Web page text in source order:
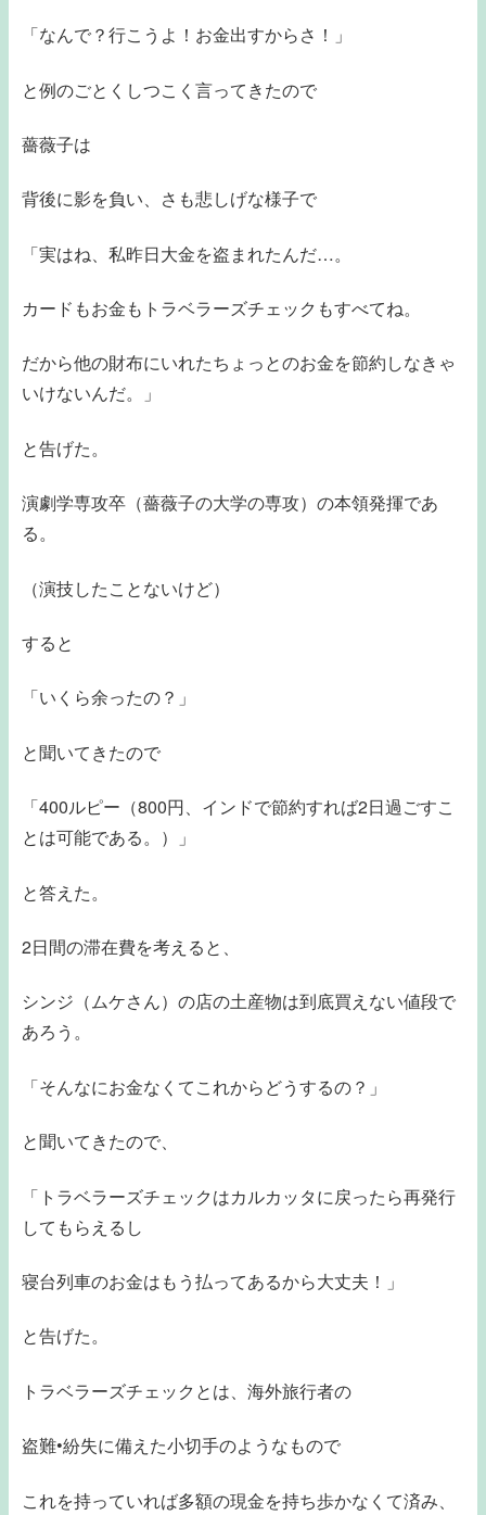
「なんで？行こうよ！お金出すからさ！」
と例のごとくしつこく言ってきたので
薔薇子は
背後に影を負い、さも悲しげな様子で
「実はね、私昨日大金を盗まれたんだ…。
カードもお金もトラベラーズチェックもすべてね。
だから他の財布にいれたちょっとのお金を節約しなきゃ
いけないんだ。」
と告げた。
演劇学専攻卒（薔薇子の大学の専攻）の本領発揮であ
る。
（演技したことないけど）
すると
「いくら余ったの？」
と聞いてきたので
「400ルピー（800円、インドで節約すれば2日過ごすこ
とは可能である。）」
と答えた。
2日間の滞在費を考えると、
シンジ（ムケさん）の店の土産物は到底買えない値段で
あろう。
「そんなにお金なくてこれからどうするの？」
と聞いてきたので、
「トラベラーズチェックはカルカッタに戻ったら再発行
してもらえるし
寝台列車のお金はもう払ってあるから大丈夫！」
と告げた。
トラベラーズチェックとは、海外旅行者の
盗難•紛失に備えた小切手のようなもので
これを持っていれば多額の現金を持ち歩かなくて済み、